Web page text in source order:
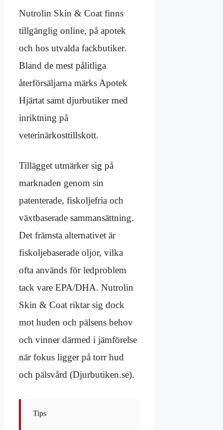
Nutrolin Skin & Coat finns
tillgänglig online, på apotek
och hos utvalda fackbutiker.
Bland de mest pålitliga
återförsäljarna märks Apotek
Hjärtat samt djurbutiker med
inriktning på
veterinärkosttillskott.
Tillägget utmärker sig på
marknaden genom sin
patenterade, fiskoljefria och
växtbaserade sammansättning.
Det främsta alternativet är
fiskoljebaserade oljor, vilka
ofta används för ledproblem
tack vare EPA/DHA. Nutrolin
Skin & Coat riktar sig dock
mot huden och pälsens behov
och vinner därmed i jämförelse
när fokus ligger på torr hud
och pälsvård (Djurbutiken.se).
Tips